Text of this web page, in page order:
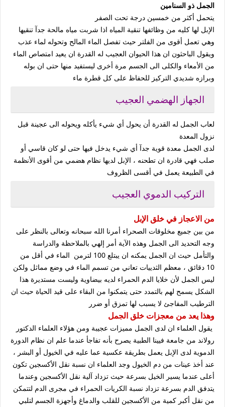
الجمل ذو السنامين
يتحمل أكثر من خمسين درجة تحت الصفر
الإبل لها كليه من وظائفها تنقية المياه اذا شربت مياه مالحة جدآ تنقيها
وهي تعمل أقوى من الفلتر حيث تفصل الماء المالح وتحوله لماء عذب
ويقول الباحثون ان هذا الحيوان العجيب له القدرة ان يعيد امتصاص الماء
من الأمعاء والكلى الى الجسم مرة أخرى ليستفيد منها حتى ان بوله
وبرازه شديدي التركيز للحفاظ على كل قطرة ماء
الجهاز الهضمي العجيب
لعاب الجمل له القدرة أن يحول أي شيء يأكله ويحوله الى عجينة قبل
نزول المعدة
لدى الجمل معدة قوية جدآ أي شيء يدخل فيها حتى لو كان قاسي أو
صلب فهي قادرة ان تطحنه ، الإبل لديها نظام هضمي من أقوى الأنظمة
في الطبيعة يعمل في أقسى الظروف
التركيب الدموي العجيب
من الاعجاز في خلق الإبل
من بين جميع مخلوقات الصحراء أمرنا الله سبحانه وتعالى بالنظر على
وجه التحديد الى الجمل وهذه الآية أمر إلهي بالملاحظة والدراسة
والتأمل حيث ان الجمل يمكنه ان يبتلع 100 لترمن الماء في أقل من
10 دقائق ، معظم الثدييات تعاني من تسمم الماء في وضع مماثل ولكن
ليس الجمل لأن خلايا الدم الحمراء لديه بيضاوية وليست مستديرة هذا
الشكل يسمح لهم بالتمدد حتى يتمكنوا من البقاء على قيد الحياة حيث ان
الترطيب المفاجئ لا يسبب لها تمزق أو ضرر
وهذا يعد من معجزات خلق الجمل
يقول العلماء ان لدى الجمل مميزات عجيبة ومن هؤلاء العلماء الدكتور
رولاند من جامعة فيينا الطبية يصرح بأنه تفاجأ عندما علم ان نظام الدورة
الدموية لدى الإبل يعمل بطريقة عكسية عما عليه في الخيول أو البشر ،
عند أخذ عينات من دم الخيول وجد العلماء ان نسبة نقل الأكسجين تكون
أعلى عندما يسير الخيل بسرعة حيث تزداد آلية نقل الأكسجين وعندما
يتدفق الدم بسرعة تزداد نسبة الكريات الحمراء في مجرى الدم لتتمكن
من نقل أكبر كمية من الأكسجين للقلب والدماغ وأجهزة الجسم لتلبي